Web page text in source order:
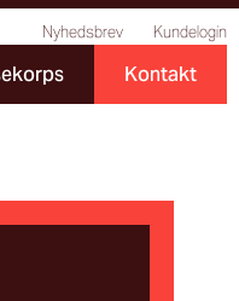
Nyhedsbrev Kundelogin
Kontakt